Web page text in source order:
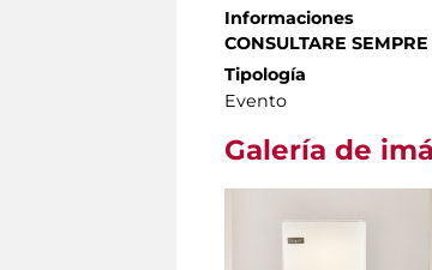
Informaciones
CONSULTARE
Tipología
Evento
Galería de